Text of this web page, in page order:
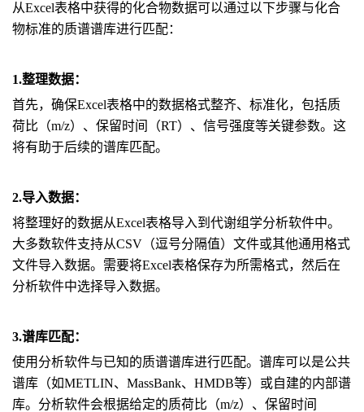
从Excel表格中获得的化合物数据可以通过以下步骤与化合
物标准的质谱谱库进行匹配：
1.整理数据：
首先，确保Excel表格中的数据格式整齐、标准化，包括质
荷比（m/z）、保留时间（RT）、信号强度等关键参数。这
将有助于后续的谱库匹配。
2.导入数据：
将整理好的数据从Excel表格导入到代谢组学分析软件中。
大多数软件支持从CSV（逗号分隔值）文件或其他通用格式
文件导入数据。需要将Excel表格保存为所需格式，然后在
分析软件中选择导入数据。
3.谱库匹配：
使用分析软件与已知的质谱谱库进行匹配。谱库可以是公共
谱库（如METLIN、MassBank、HMDB等）或自建的内部谱
库。分析软件会根据给定的质荷比（m/z）、保留时间